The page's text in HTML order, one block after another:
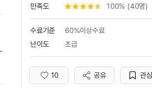
AI(인공지능), 미래 기후를 보는 기술(새 창 열림) 학습
만족도
별점 4.5개 100% (40명)
수료기준
60%이상수료
난이도
초급
좋아요
10 공유 관심